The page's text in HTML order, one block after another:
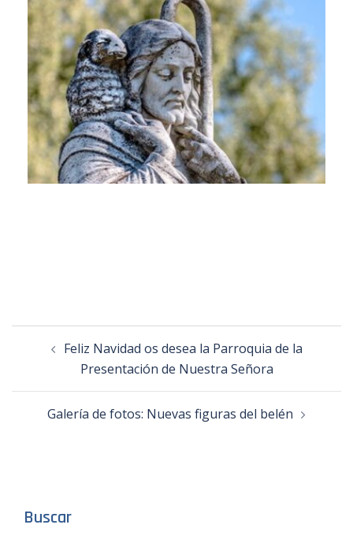
Feliz Navidad os desea la Parroquia de la
Presentación de Nuestra Señora
Galería de fotos: Nuevas figuras del belén
Buscar